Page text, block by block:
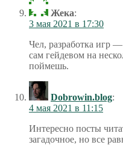
Жека:
3 мая 2021 в 17:30
Чел, разработка игр
сам гейдевом на
поймешь.
Dobrowin.blog:
4 мая 2021 в 11:15
Интересно посты
загадочное, но все